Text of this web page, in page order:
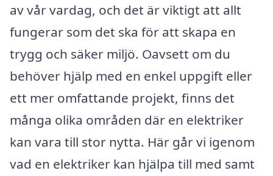
av vår vardag, och det är viktigt att allt
fungerar som det ska för att skapa en
trygg och säker miljö. Oavsett om du
behöver hjälp med en enkel uppgift eller
ett mer omfattande projekt, finns det
många olika områden där en elektriker
kan vara till stor nytta. Här går vi igenom
vad en elektriker kan hjälpa till med samt